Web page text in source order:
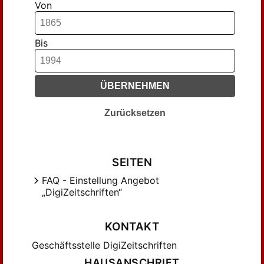
Förster, Max (697)
Gericke, Robert (68)
Gessner, Th. (55)
Gotheim, Marie (51)
Hertzberg, W. (84)
Heuser, Julius (109)
Ingleby, C. M. (45)
Von
Bis
ÜBERNEHMEN
Zurücksetzen
SEITEN
FAQ - Einstellung Angebot
„DigiZeitschriften“
KONTAKT
Geschäftsstelle DigiZeitschriften